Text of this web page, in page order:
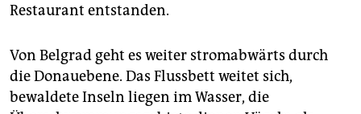
Restaurant entstanden.
Von Belgrad geht es weiter stromabwärts durch
die Donauebene. Das Flussbett weitet sich,
bewaldete Inseln liegen im Wasser, die